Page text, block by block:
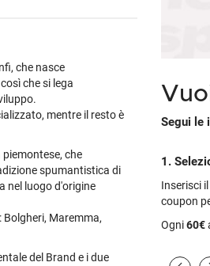
che nasce
che si lega
mentre il resto è
che
spumantistica di
nel luogo d'origine
Maremma,
del Brand e i due
Segui le
1.
Inserisci
coupon
Ogni60€